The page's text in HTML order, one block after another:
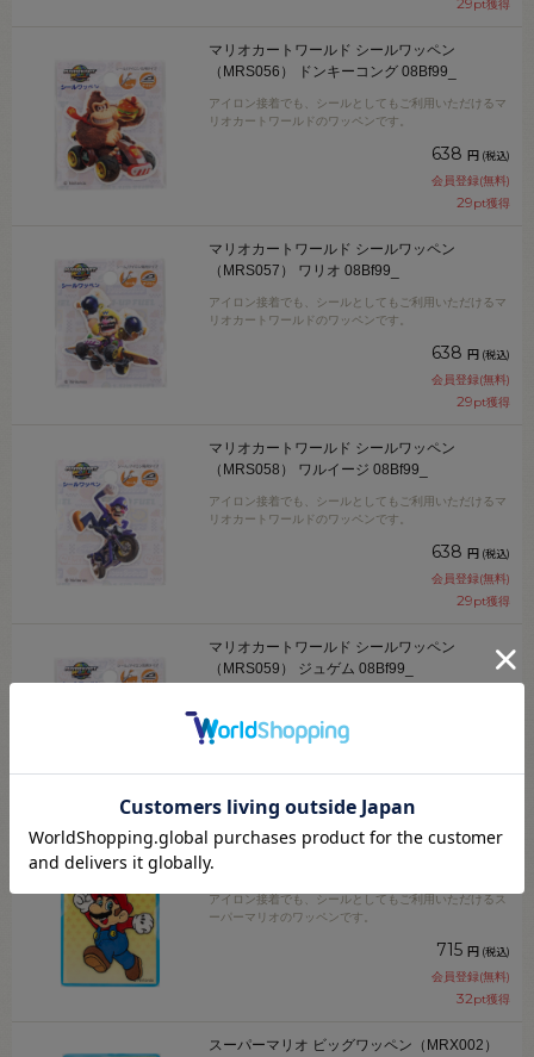
pt獲得
マリオカートワールド シールワッペン
（MRS056） ドンキーコング 08Bf99_
アイロン接着でも、シールとしてもご利用いただけるマ
リオカートワールドのワッペンです。
638 円 (税込)
会員登録(無料)
29pt獲得
マリオカートワールド シールワッペン
（MRS057） ワリオ 08Bf99_
アイロン接着でも、シールとしてもご利用いただけるマ
リオカートワールドのワッペンです。
638 円 (税込)
会員登録(無料)
29pt獲得
マリオカートワールド シールワッペン
（MRS058） ワルイージ 08Bf99_
アイロン接着でも、シールとしてもご利用いただけるマ
リオカートワールドのワッペンです。
638 円 (税込)
会員登録(無料)
29pt獲得
マリオカートワールド シールワッペン
（MRS059） ジュゲム 08Bf99_
リオカートワールドのワッペンです。
会員登録(無料)
スーパーマリオ ビッグワッペン（MRX001）
マリオ 08Bf99_
アイロン接着でも、シールとしてもご利用いただけるス
ーパーマリオのワッペンです。
715 円 (税込)
会員登録(無料)
32pt獲得
スーパーマリオ ビッグワッペン（MRX002）